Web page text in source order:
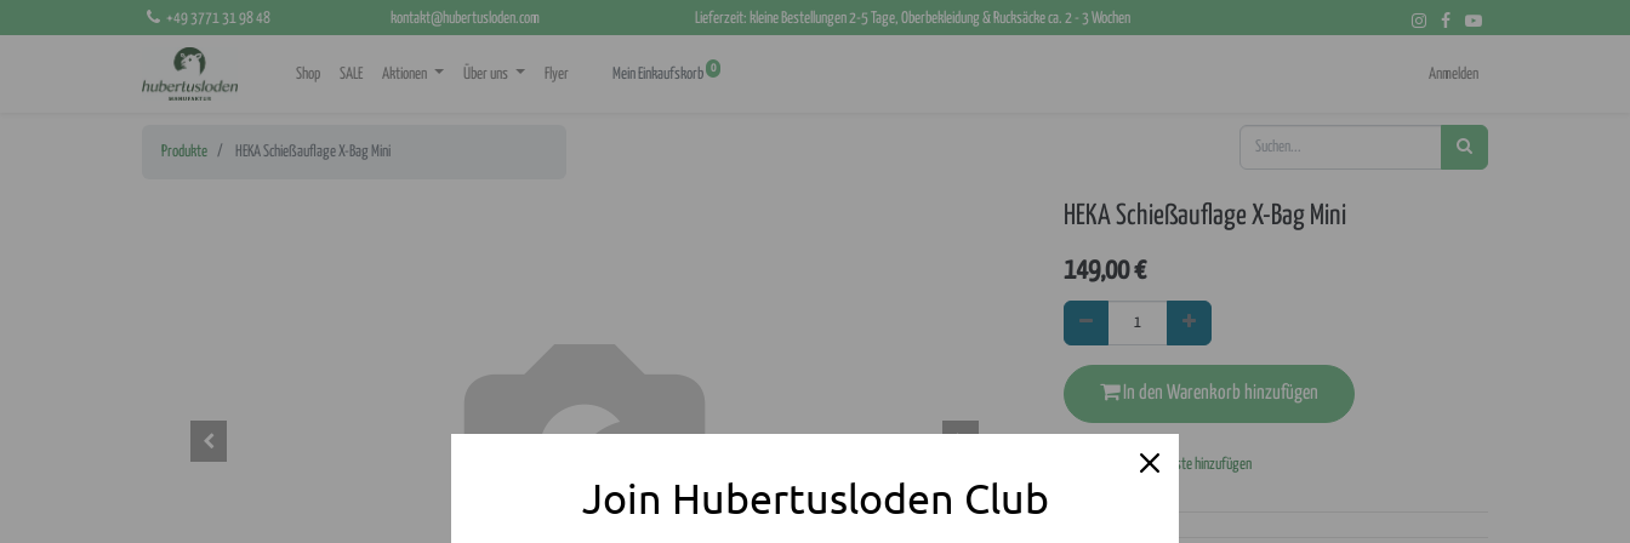
+49 3771 31 98 48 kontakt@hubertusloden.com Lieferzeit: kleine Bestellungen 2-5 Tage, Oberbekleidung & Rucksäcke ca. 2 - 3 Wochen
Shop SALE Aktionen Über uns Flyer Mein Einkaufskorb 0 Anmelden
Produkte HEKA Schießauflage X-Bag Mini
HEKA Schießauflage X-Bag Mini
149,00€
In den Warenkorb hinzufügen
Zur Wunschliste hinzufügen
Join Hubertusloden Club